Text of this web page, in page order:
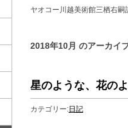
ヤオコー川越美術館三栖右嗣
2018年10月 のアーカイ
星のような、花
カテゴリー:日記